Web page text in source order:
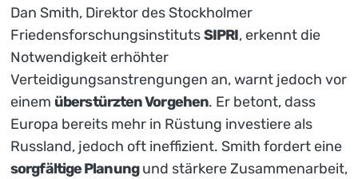
Dan Smith, Direktor des Stockholmer
FriedensforschungsinstitutsSIPRI, erkennt die
Notwendigkeit erhöhter
Verteidigungsanstrengungen an, warnt jedoch vor
einem überstürzten Vorgehen. Er betont, dass
Europa bereits mehr in Rüstung investiere als
Russland, jedoch oft ineffizient. Smith fordert eine
sorgfältige Planungund stärkere Zusammenarbeit,